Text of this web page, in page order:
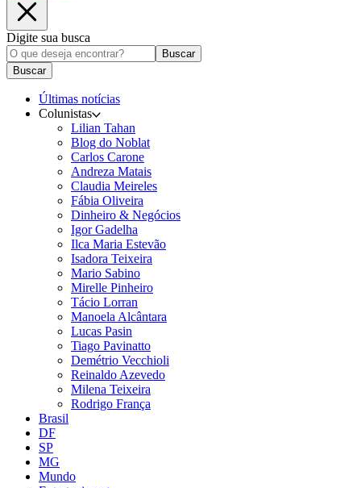
Digite sua busca
Buscar
Buscar
Últimas notícias
Colunistas
Lilian Tahan
Blog do Noblat
Carlos Carone
Andreza Matais
Claudia Meireles
Fábia Oliveira
Dinheiro & Negócios
Igor Gadelha
Ilca Maria Estevão
Isadora Teixeira
Mario Sabino
Mirelle Pinheiro
Tácio Lorran
Manoela Alcântara
Lucas Pasin
Tiago Pavinatto
Demétrio Vecchioli
Reinaldo Azevedo
Milena Teixeira
Rodrigo França
Brasil
DF
SP
MG
Mundo